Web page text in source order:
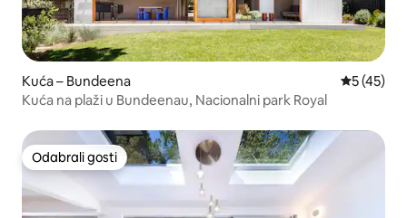
Kuća – Bundeena Prosječna
5 (45)
Kuća na plaži u Bundeenau, Nacionalni park Royal
Odabrali gosti
Odabrali gosti